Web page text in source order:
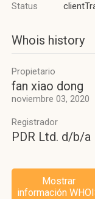
Status
Whois history
Propietario
fan xiao dong
noviembre 03, 2020
Registrador
PDR Ltd. d/b/
Mostrar
información